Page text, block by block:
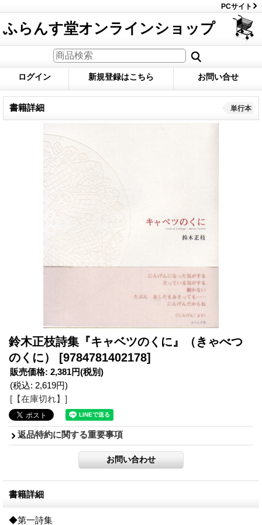
PCサイト
ふらんす堂オンラインショップ
ログイン 新規登録はこちら お問い合せ
書籍詳細 単行本
鈴木正枝詩集『キャベツのくに』（きゃべつ
のくに）
[9784781402178]
販売価格: 2,381円(税別)
(税込: 2,619円)
[【在庫切れ】]
返品特約に関する重要事項
書籍詳細
◆第一詩集